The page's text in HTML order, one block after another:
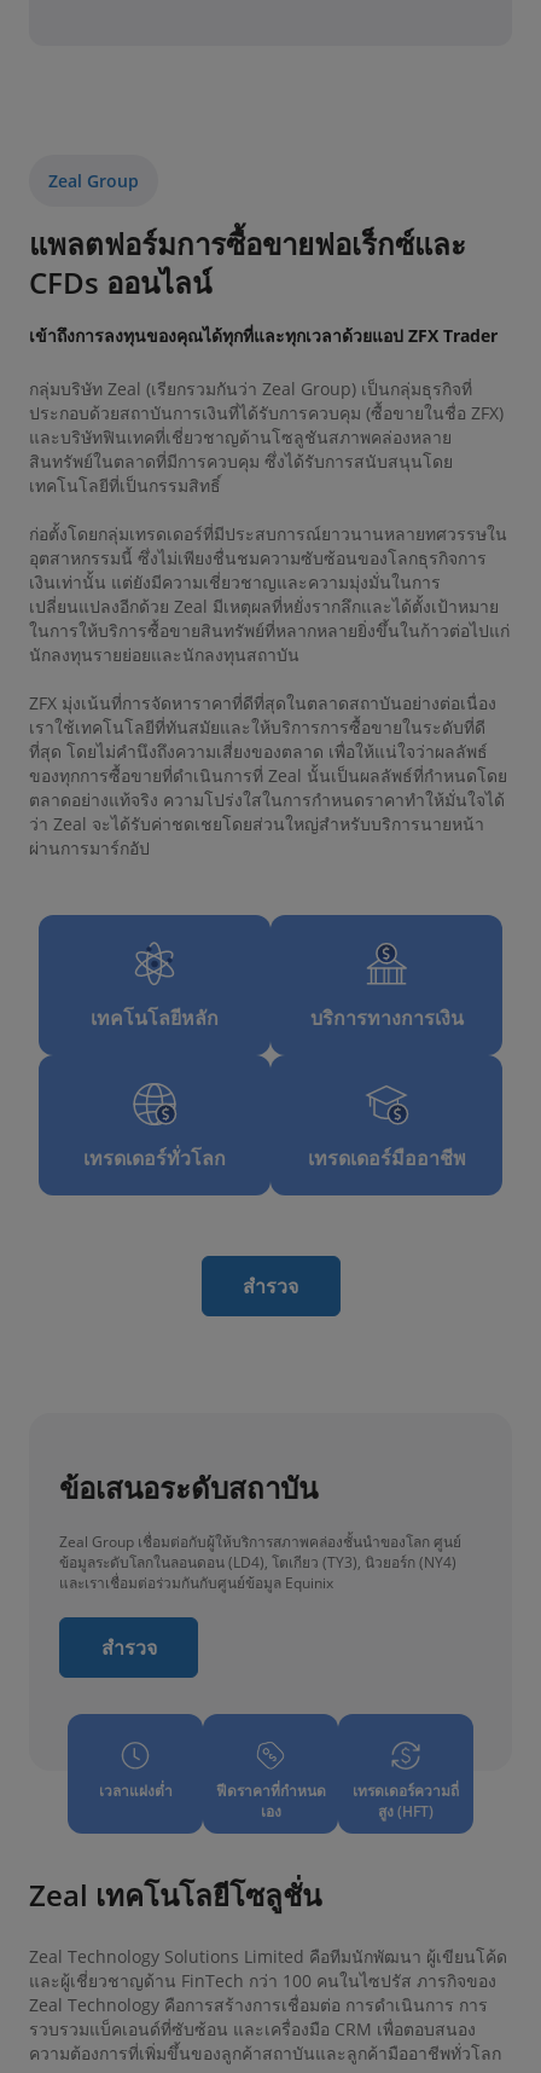
Zeal Group
แพลตฟอร์มการซื้อขายฟอเร็กซ์และ
CFDs ออนไลน์
เข้าถึงการลงทุนของคุณได้ทุกที่และทุกเวลาด้วยแอป ZFX Trader
กลุ่มบริษัท Zeal (เรียกรวมกันว่า Zeal Group) เป็นกลุ่มธุรกิจที่
ประกอบด้วยสถาบันการเงินที่ได้รับการควบคุม (ซื้อขายในชื่อ ZFX)
และบริษัทฟินเทคที่เชี่ยวชาญด้านโซลูชันสภาพคล่องหลาย
สินทรัพย์ในตลาดที่มีการควบคุม ซึ่งได้รับการสนับสนุนโดย
เทคโนโลยีที่เป็นกรรมสิทธิ์
ก่อตั้งโดยกลุ่มเทรดเดอร์ที่มีประสบการณ์ยาวนานหลายทศวรรษใน
อุตสาหกรรมนี้ ซึ่งไม่เพียงชื่นชมความซับซ้อนของโลกธุรกิจการ
เงินเท่านั้น แต่ยังมีความเชี่ยวชาญและความมุ่งมั่นในการ
เปลี่ยนแปลงอีกด้วย Zeal มีเหตุผลที่หยั่งรากลึกและได้ตั้งเป้าหมาย
ในการให้บริการซื้อขายสินทรัพย์ที่หลากหลายยิ่งขึ้นในก้าวต่อไปแก่
นักลงทุนรายย่อยและนักลงทุนสถาบัน
ZFX มุ่งเน้นที่การจัดหาราคาที่ดีที่สุดในตลาดสถาบันอย่างต่อเนื่อง
เราใช้เทคโนโลยีที่ทันสมัยและให้บริการการซื้อขายในระดับที่ดี
ที่สุด โดยไม่คำนึงถึงความเสี่ยงของตลาด เพื่อให้แน่ใจว่าผลลัพธ์
ของทุกการซื้อขายที่ดำเนินการที่ Zeal นั้นเป็นผลลัพธ์ที่กำหนดโดย
ตลาดอย่างแท้จริง ความโปร่งใสในการกำหนดราคาทำให้มั่นใจได้
ว่า Zeal จะได้รับค่าชดเชยโดยส่วนใหญ่สำหรับบริการนายหน้า
ผ่านการมาร์กอัป
เทคโนโลยีหลัก บริการทางการเงิน
เทรดเดอร์ทั่วโลก เทรดเดอร์มืออาชีพ
สำรวจ
ข้อเสนอระดับสถาบัน
Zeal Group เชื่อมต่อกับผู้ให้บริการสภาพคล่องชั้นนําของโลก ศูนย์
ข้อมูลระดับโลกในลอนดอน (LD4), โตเกียว (TY3), นิวยอร์ก (NY4)
และเราเชื่อมต่อร่วมกันกับศูนย์ข้อมูล Equinix
สำรวจ
เวลาแฝงต่ำ
ฟีดราคาที่กำหนด
เอง
เทรดเดอร์ความถี่
สูง (HFT)
Zeal เทคโนโลยีโซลูชั่น
Zeal Technology Solutions Limited คือทีมนักพัฒนา ผู้เขียนโค้ด
และผู้เชี่ยวชาญด้าน FinTech กว่า 100 คนในไซปรัส ภารกิจของ
Zeal Technology คือการสร้างการเชื่อมต่อ การดำเนินการ การ
รวบรวมแบ็คเอนด์ที่ซับซ้อน และเครื่องมือ CRM เพื่อตอบสนอง
ความต้องการที่เพิ่มขึ้นของลูกค้าสถาบันและลูกค้ามืออาชีพทั่วโลก